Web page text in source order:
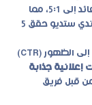
قفز العائد إلى 5:1، مما
يعني أن كل دينار كويتي تم إنفاقه مع براندي ستديو حقق 5
ارتفعت نسبة النقر إلى الظهور (CTR)
إعلانية جذابة
قبل فريق